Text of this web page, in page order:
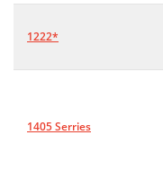
1222*
1405 Serries